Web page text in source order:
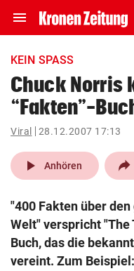
menu Navigation
ein-/ausklappen
account_circle Anmelden
pin_drop
Wien
search
Suchbegriff
eingeben
KEIN SPASS
Chuck Norris
“Fakten”-
Viral 28.12.2007 17:13
play_arrow Anhören
"400 Fakten über
Welt" verspricht "The
Buch, das die
vereint. Zum